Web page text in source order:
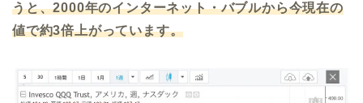
うと、2000年のインターネット・バブルから今現在の
値で約3倍上がっています。